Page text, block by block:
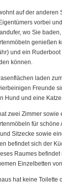
auf der anderen
vorbei
wo Sie
genießen
und ein
können.
laden
Freunde
Hund und eine
zwei Zimmer
für schöne
Sitzecke sowie
befindet sich der
Raumes
Einzelbetten
hat keine Toilette